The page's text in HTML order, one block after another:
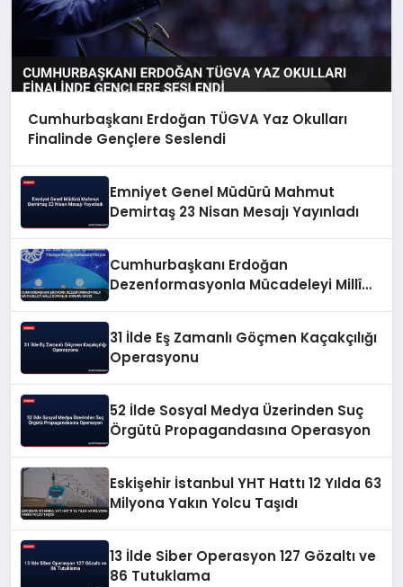
Cumhurbaşkanı Erdoğan TÜGVA Yaz Okulları
Finalinde Gençlere Seslendi
Emniyet Genel Müdürü Mahmut
Demirtaş 23 Nisan Mesajı Yayınladı
Cumhurbaşkanı Erdoğan
Dezenformasyonla Mücadeleyi Millî
31 İlde Eş Zamanlı Göçmen Kaçakçılığı
Operasyonu
52 İlde Sosyal Medya Üzerinden Suç
Örgütü Propagandasına Operasyon
Eskişehir İstanbul YHT Hattı 12 Yılda 63
Milyona Yakın Yolcu Taşıdı
13 İlde Siber Operasyon 127 Gözaltı ve
86 Tutuklama